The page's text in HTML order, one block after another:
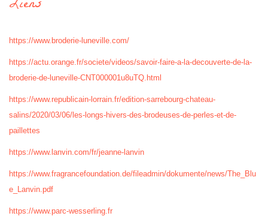
https://www.broderie-luneville.com/
https://actu.orange.fr/societe/videos/savoir-faire-a-la-decouverte-de-la-
broderie-de-luneville-CNT000001u8uTQ.html
https://www.republicain-lorrain.fr/edition-sarrebourg-chateau-
salins/2020/03/06/les-longs-hivers-des-brodeuses-de-perles-et-de-
paillettes
https://www.lanvin.com/fr/jeanne-lanvin
https://www.fragrancefoundation.de/fileadmin/dokumente/news/The_Blu
e_Lanvin.pdf
https://www.parc-wesserling.fr